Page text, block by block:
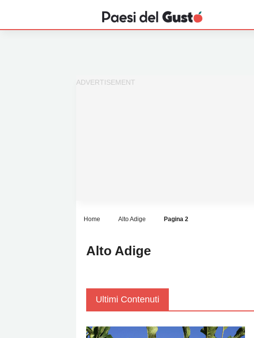
Home Alto Adige Pagina 2
Alto Adige
Ultimi Contenuti